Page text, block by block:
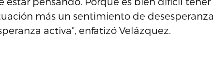
más un sentimiento de desesperanza
activa”, enfatizó Velázquez.